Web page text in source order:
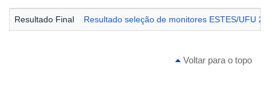
Resultado Final Resultado seleção de monitores ESTES/UFU
Voltar para o topo